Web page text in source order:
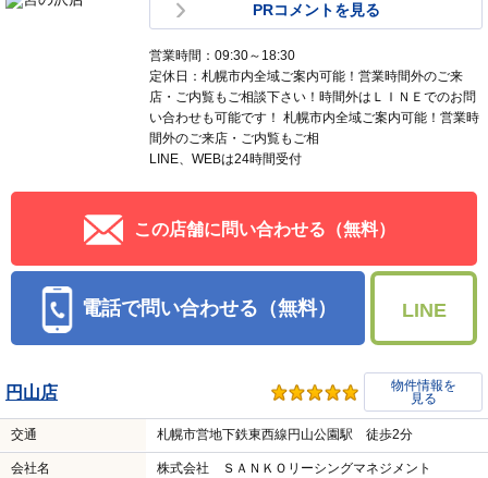
PRコメントを見る
営業時間：09:30～18:30
定休日：札幌市内全域ご案内可能！営業時間外のご来
店・ご内覧もご相談下さい！時間外はＬＩＮＥでのお問
い合わせも可能です！ 札幌市内全域ご案内可能！営業時
間外のご来店・ご内覧もご相
LINE、WEBは24時間受付
この店舗に問い合わせる（無料）
電話で問い合わせる（無料） LINE
円山店
物件情報を
見る
交通 札幌市営地下鉄東西線円山公園駅 徒歩2分
会社名 株式会社 ＳＡＮＫＯリーシングマネジメント